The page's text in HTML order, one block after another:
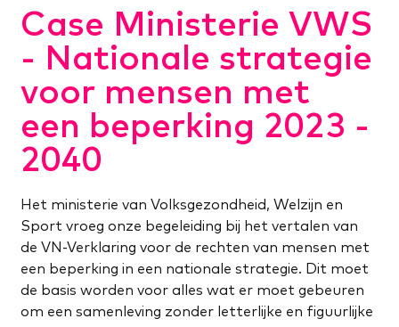
Case Ministerie VWS
- Nationale strategie
voor mensen met
een beperking 2023 -
2040
Het ministerie van Volksgezondheid, Welzijn en
Sport vroeg onze begeleiding bij het vertalen van
de VN-Verklaring voor de rechten van mensen met
een beperking in een nationale strategie. Dit moet
de basis worden voor alles wat er moet gebeuren
om een samenleving zonder letterlijke en figuurlijke